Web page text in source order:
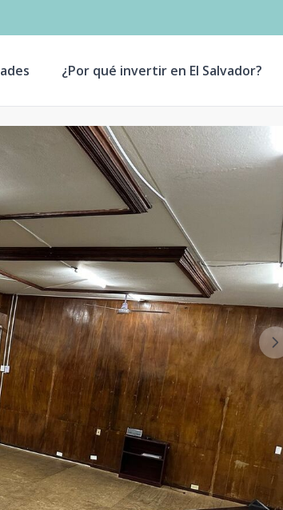
¿Por qué invertir en El Salvador?